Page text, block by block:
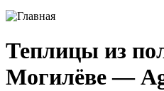
Теплицы из
Могилёве —